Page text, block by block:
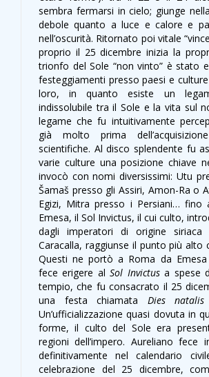
sembra fermarsi in cielo; giunge
debole quanto a luce e calore e
nell’oscurità. Ritornato poi vitale
proprio il 25 dicembre inizia la
trionfo del Sole “non vinto” è stato
festeggiamenti presso paesi e
loro, in quanto esiste un
indissolubile tra il Sole e la vita sul
legame che fu intuitivamente
già molto prima
scientifiche. Al disco splendente fu
varie culture una posizione chiave
invocò con nomi diversissimi: Utu
Šamaš presso gli Assiri, Amon-Ra o
Egizi, Mitra presso i Persiani… fino
Emesa, il Sol Invictus, il cui culto,
dagli imperatori di origine
Caracalla, raggiunse il punto più alto
Questi ne portò a Roma da
fece erigere alSol Invictusa spese
tempio, che fu consacrato il 25
una festa chiamata Dies
Un’ufficializzazione quasi dovuta in
forme, il culto del Sole era
regioni dell’impero. Aureliano fece
definitivamente nel calendario
celebrazione del 25 dicembre,